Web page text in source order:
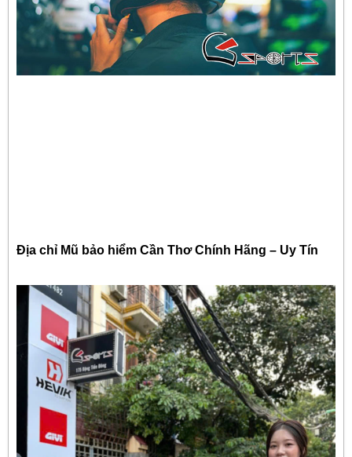
Địa chỉ Mũ bảo hiểm Cần Thơ Chính Hãng – Uy Tín